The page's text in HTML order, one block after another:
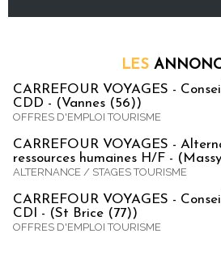
LES
CARREFOUR VOYAGES -
CDD - (Vannes (56))
OFFRES D'EMPLOI TOURISME
CARREFOUR VOYAGES -
ressources humaines H/F -
ALTERNANCE / STAGES TOURISME
CARREFOUR VOYAGES -
CDI - (St Brice (77))
OFFRES D'EMPLOI TOURISME